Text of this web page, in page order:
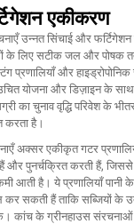
एकीकरण
उन्नत सिंचाई और फर्टिगेशन
के लिए सटीक जल और पोषक
प्रणालियाँ और
योजना और डिज़ाइन के
का चुनाव वृद्धि परिवेश के
करता है।
अक्सर एकीकृत गटर
और पुनर्चक्रित करती हैं, जिससे
आती है। ये प्रणालियाँ पानी
सकती हैं ताकि सब्जियों के
कांच के ग्रीनहाउस संरचनाओं